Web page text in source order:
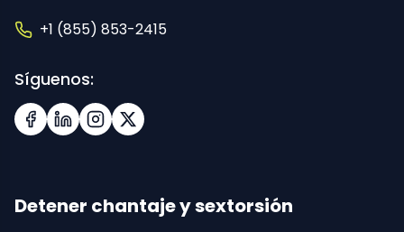
+1 (855) 853-2415
Síguenos:
Facebook
LinkedInInstagramX (Twitter)
Detener chantaje y sextorsión